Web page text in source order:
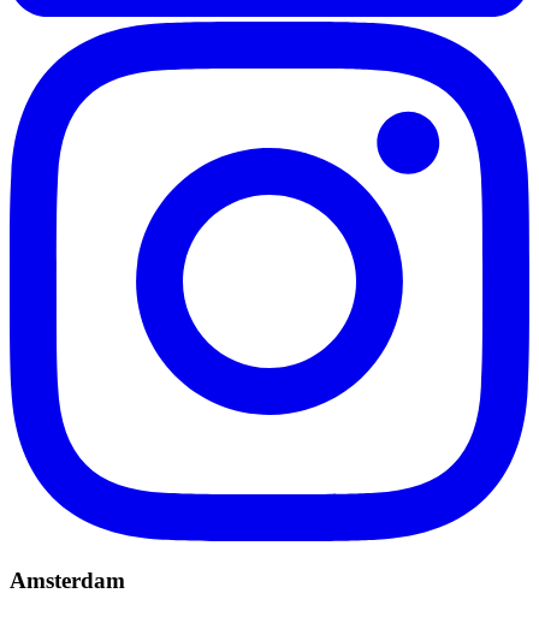
Amsterdam